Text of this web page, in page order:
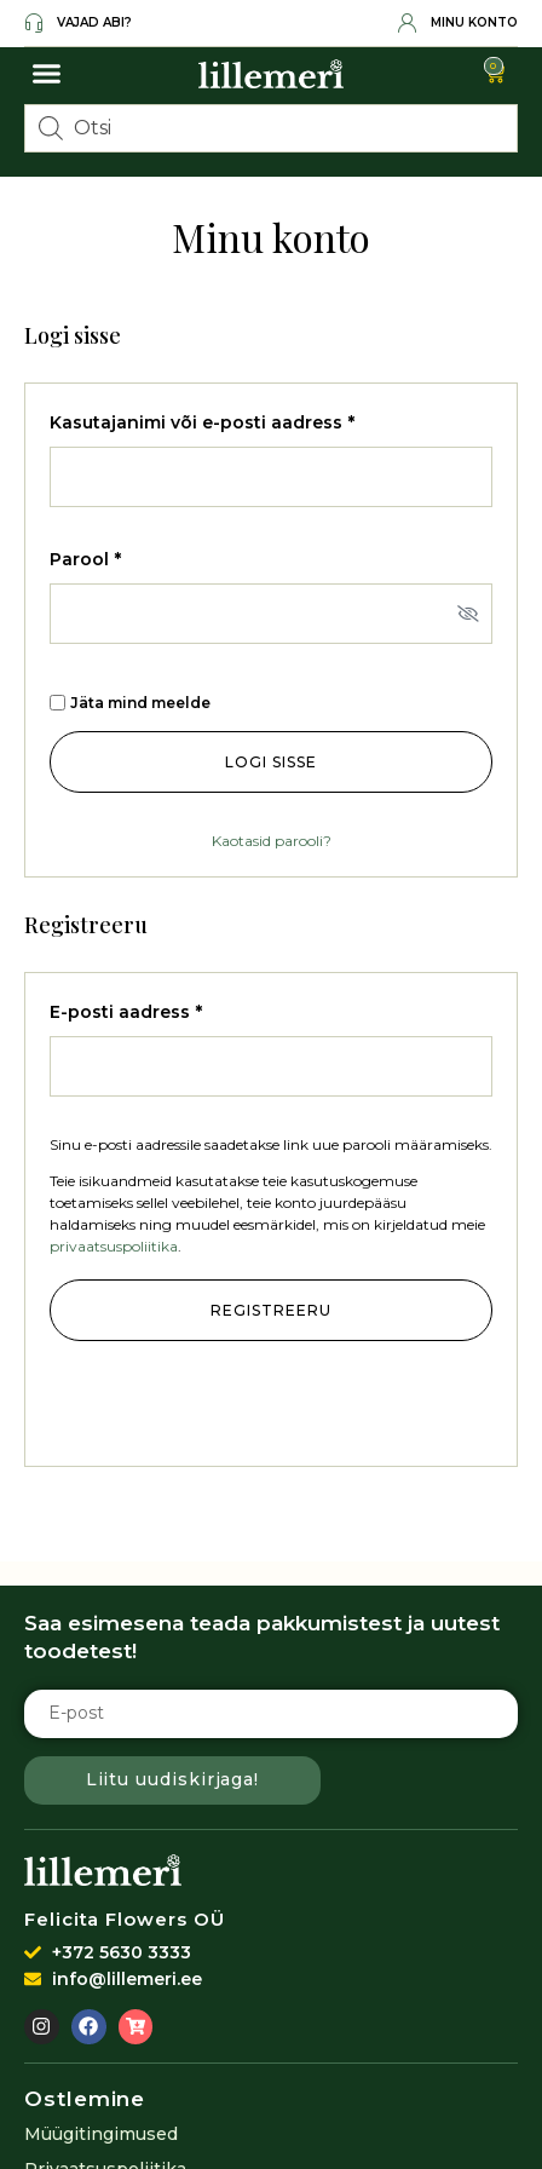
VAJAD ABI? MINU KONTO
0
Minu konto
Logi sisse
Kasutajanimi või e-posti aadress *
Parool *
Jäta mind meelde
LOGI SISSE
Kaotasid parooli?
Registreeru
E-posti aadress *
Sinu e-posti aadressile saadetakse link uue parooli määramiseks.
Teie isikuandmeid kasutatakse teie kasutuskogemuse
toetamiseks sellel veebilehel, teie konto juurdepääsu
haldamiseks ning muudel eesmärkidel, mis on kirjeldatud meie
privaatsuspoliitika
REGISTREERU
Saa esimesena teada pakkumistest ja uutest
toodetest!
Liitu uudiskirjaga!
Felicita Flowers OÜ
+372 5630 3333
info@lillemeri.ee
Ostlemine
Müügitingimused